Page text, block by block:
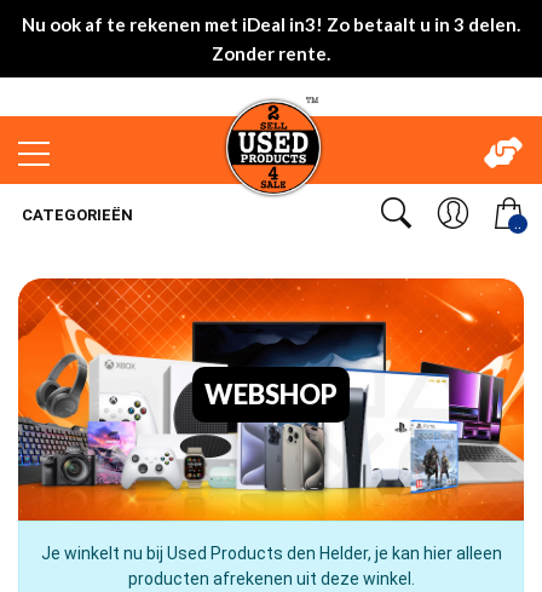
Nu ook af te rekenen met iDeal in3! Zo betaalt u in 3 delen.
Zonder rente.
..
CATEGORIEËN
WEBSHOP
Je winkelt nu bij Used Products den Helder, je kan hier alleen
producten afrekenen uit deze winkel.